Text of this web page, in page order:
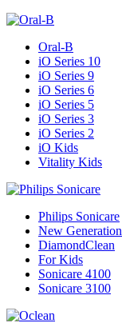
Oral-B
iO Series 10
iO Series 9
iO Series 6
iO Series 5
iO Series 3
iO Series 2
iO Kids
Vitality Kids
Philips Sonicare
New Generation
DiamondClean
For Kids
Sonicare 4100
Sonicare 3100